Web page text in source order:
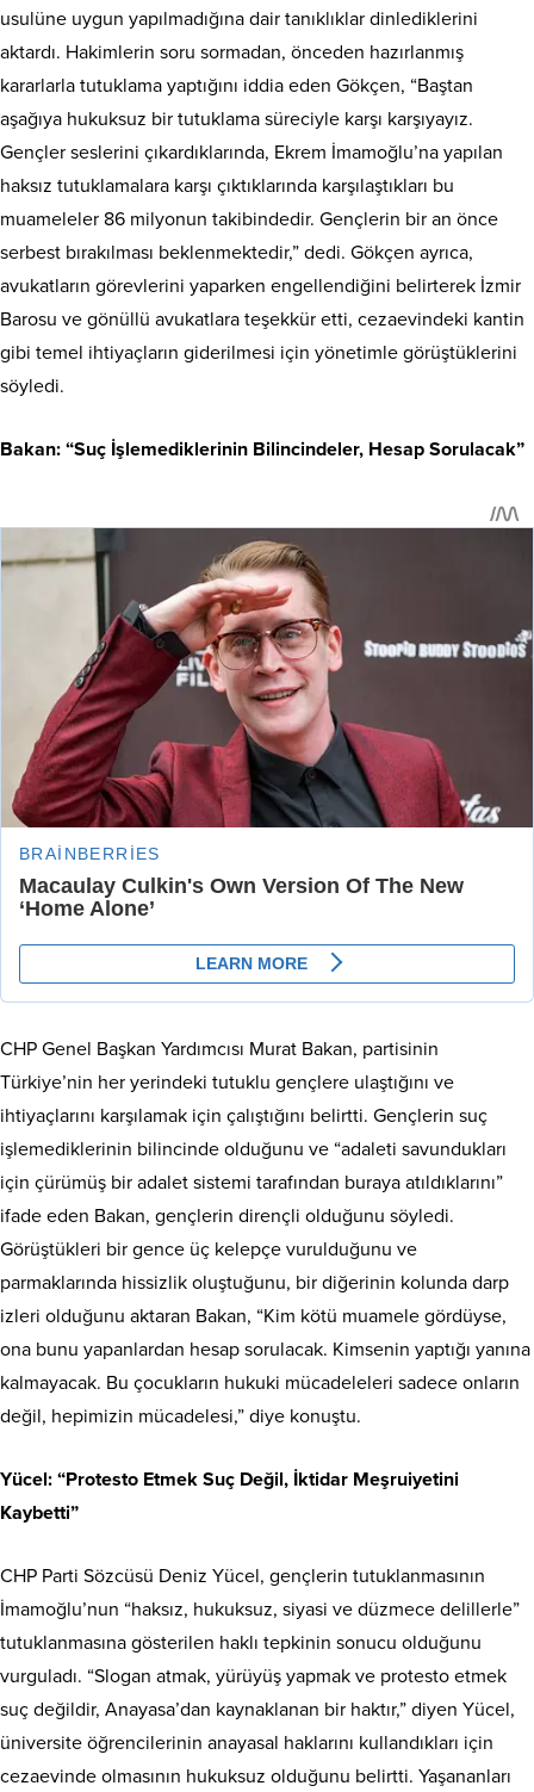
usulüne uygun yapılmadığına dair tanıklıklar dinlediklerini
aktardı. Hakimlerin soru sormadan, önceden hazırlanmış
kararlarla tutuklama yaptığını iddia eden Gökçen, “Baştan
aşağıya hukuksuz bir tutuklama süreciyle karşı karşıyayız.
Gençler seslerini çıkardıklarında, Ekrem İmamoğlu’na yapılan
haksız tutuklamalara karşı çıktıklarında karşılaştıkları bu
muameleler 86 milyonun takibindedir. Gençlerin bir an önce
serbest bırakılması beklenmektedir,” dedi. Gökçen ayrıca,
avukatların görevlerini yaparken engellendiğini belirterek İzmir
Barosu ve gönüllü avukatlara teşekkür etti, cezaevindeki kantin
gibi temel ihtiyaçların giderilmesi için yönetimle görüştüklerini
söyledi.
Bakan: “Suç İşlemediklerinin Bilincindeler, Hesap Sorulacak”
CHP Genel Başkan Yardımcısı Murat Bakan, partisinin
Türkiye’nin her yerindeki tutuklu gençlere ulaştığını ve
ihtiyaçlarını karşılamak için çalıştığını belirtti. Gençlerin suç
işlemediklerinin bilincinde olduğunu ve “adaleti savundukları
için çürümüş bir adalet sistemi tarafından buraya atıldıklarını”
ifade eden Bakan, gençlerin dirençli olduğunu söyledi.
Görüştükleri bir gence üç kelepçe vurulduğunu ve
parmaklarında hissizlik oluştuğunu, bir diğerinin kolunda darp
izleri olduğunu aktaran Bakan, “Kim kötü muamele gördüyse,
ona bunu yapanlardan hesap sorulacak. Kimsenin yaptığı yanına
kalmayacak. Bu çocukların hukuki mücadeleleri sadece onların
değil, hepimizin mücadelesi,” diye konuştu.
Yücel: “Protesto Etmek Suç Değil, İktidar Meşruiyetini
Kaybetti”
CHP Parti Sözcüsü Deniz Yücel, gençlerin tutuklanmasının
İmamoğlu’nun “haksız, hukuksuz, siyasi ve düzmece delillerle”
tutuklanmasına gösterilen haklı tepkinin sonucu olduğunu
vurguladı. “Slogan atmak, yürüyüş yapmak ve protesto etmek
suç değildir, Anayasa’dan kaynaklanan bir haktır,” diyen Yücel,
üniversite öğrencilerinin anayasal haklarını kullandıkları için
cezaevinde olmasının hukuksuz olduğunu belirtti. Yaşananları